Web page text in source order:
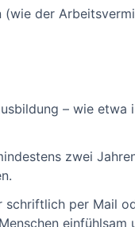
der
– wie etwa
zwei
per Mail
einfühlsam